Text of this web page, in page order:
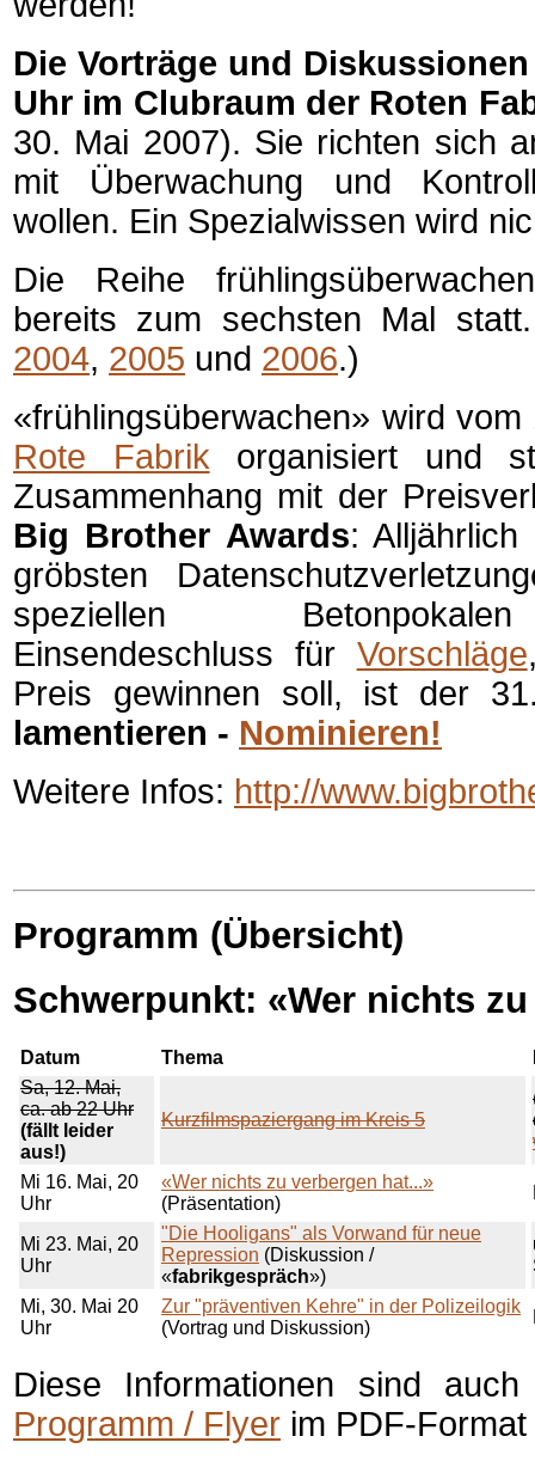
Die Vorträge und
Uhr im Clubraum der Roten
30. Mai 2007). Sie richten sich
mit Überwachung und
wollen. Ein Spezialwissen wird
Die Reihe frühlingsüberwachen
bereits zum sechsten Mal
2004, 2005 und 2006.)
«frühlingsüberwachen» wird
Rote Fabrik organisiert und
Zusammenhang mit der
Big Brother Awards:
gröbsten
speziellen
Einsendeschluss für Vorschläge
Preis gewinnen soll, ist der
lamentieren - Nominieren!
Weitere Infos: http://
Programm (Übersicht)
Schwerpunkt: «Wer nichts
Datum Thema
Sa, 12. Mai,
ca. ab 22 Uhr
(fällt leider
aus!)
Kurzfilmspaziergang im Kreis 5
Mi 16. Mai, 20
Uhr
«Wer nichts zu verbergen hat...»
(Präsentation)
Mi 23. Mai, 20
Uhr
"Die Hooligans" als Vorwand für neue
Repression (Diskussion /
«fabrikgespräch»)
Mi, 30. Mai 20
Uhr
Zur "präventiven Kehre" in der Polizeilogik
(Vortrag und Diskussion)
Diese Informationen sind
Programm / Flyer im PDF-